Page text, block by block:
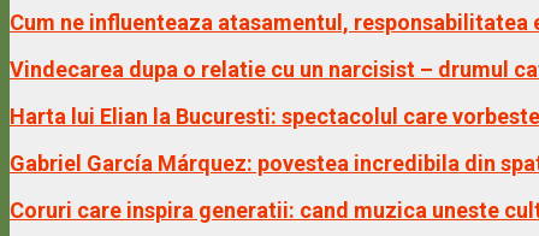
Cum ne influenteaza atasamentul,
Vindecarea dupa o relatie cu un narcisist – drumul
Harta lui Elian la Bucuresti: spectacolul care
Gabriel García Márquez: povestea incredibila din
Coruri care inspira generatii: cand muzica uneste